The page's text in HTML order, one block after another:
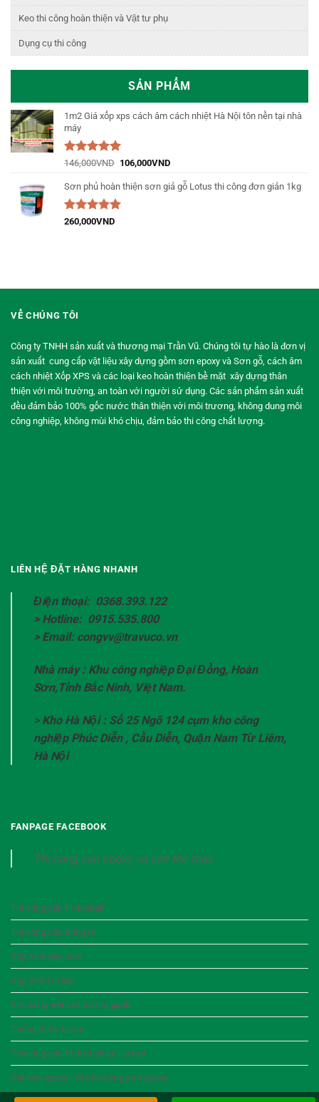
Keo thi công hoàn thiện và Vật tư phụ
Dụng cụ thi công
SẢN PHẨM
1m2 Giá xốp xps cách âm cách nhiệt Hà Nội tôn nền tại nhà
máy
Được xếp
sao
146,000VND 106,000VND
Sơn phủ hoàn thiện sơn giả gỗ Lotus thi công đơn giản 1kg
Được xếp
260,000VND
VỀ CHÚNG TÔI
Công ty TNHH sản xuất và thương mại Trần Vũ. Chúng tôi tự hào là đơn vị
sản xuất cung cấp vật liệu xây dựng gồm sơn epoxy và Sơn gỗ, cách âm
cách nhiệt Xốp XPS và các loại keo hoàn thiện bề mặt xây dựng thân
thiện với môi trường, an toàn với người sử dụng. Các sản phẩm sản xuất
đều đảm bảo 100% gốc nước thân thiện với môi trương, không dung môi
công nghiệp, không mùi khó chịu, đảm bảo thi công chất lượng.
LIÊN HỆ ĐẶT HÀNG NHANH
Điện thoại: 0368.393.122
> Hotline: 0915.535.800
> Email: congvv@travuco.vn
Nhà máy : Khu công nghiệp Đại Đồng, Hoàn
Sơn,Tỉnh Bắc Ninh, Việt Nam.
> Kho Hà Nội : Số 25 Ngõ 124 cụm kho công
nghiệp Phúc Diễn , Cầu Diễn, Quận Nam Từ Liêm,
Hà Nội
FANPAGE FACEBOOK
Thi cong san epoxy va san the thao
Thi công sân Pickleball
Thi công sân Bóng rổ
Xốp XPS dày 5cm
Xốp XPS Hà Nội
Keo xử lý vết nứt tường gạch
Chống thấm bitum
Thi công sân Pickleball tại Hà Nội
Giá sơn epoxy - Giá thi công sơn epoxy